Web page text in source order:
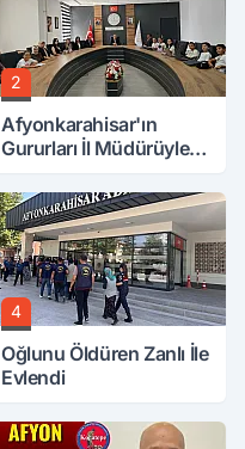
2
Afyonkarahisar'ın
Gururları İl Müdürüyle
4
Oğlunu Öldüren Zanlı İle
Evlendi